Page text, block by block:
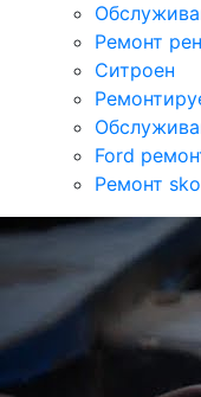
Ремонт
Ситроен
Ford
Ремонт